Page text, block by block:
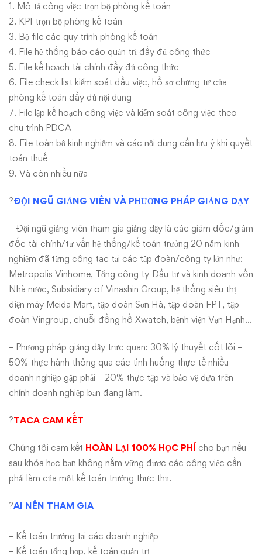
1. Mô tả công việc trọn bộ phòng kế toán
2. KPI trọn bộ phòng kế toán
3. Bộ file các quy trình phòng kế toán
4. File hệ thống báo cáo quản trị đầy đủ công thức
5. File kế hoạch tài chính đầy đủ công thức
6. File check list kiểm soát đầu việc, hồ sơ chứng từ của
phòng kế toán đầy đủ nội dung
7. File lập kế hoạch công việc và kiểm soát công việc theo
chu trình PDCA
8. File toàn bộ kinh nghiệm và các nội dung cần lưu ý khi quyết
toán thuế
9. Và còn nhiều nữa
?ĐỘI NGŨ GIẢNG VIÊN VÀ PHƯƠNG PHÁP GIẢNG DẠY
– Đội ngũ giảng viên tham gia giảng dậy là các giám đốc/giám
đốc tài chính/tư vấn hệ thống/kế toán trưởng 20 năm kinh
nghiệm đã từng công tac tại các tập đoàn/công ty lớn như:
Metropolis Vinhome, Tổng công ty Đầu tư và kinh doanh vốn
Nhà nước, Subsidiary of Vinashin Group, hệ thống siêu thị
điện máy Meida Mart, tập đoàn Sơn Hà, tập đoàn FPT, tập
đoàn Vingroup, chuỗi đồng hồ Xwatch, bệnh viện Vạn Hạnh…
– Phương pháp giảng dậy trực quan: 30% lý thuyết cốt lõi –
50% thực hành thông qua các tình huống thực tế nhiều
doanh nghiệp gặp phải – 20% thực tập và bảo vệ dựa trên
chính doanh nghiệp bạn đang làm.
?TACA CAM KẾT
Chúng tôi cam kết HOÀN LẠI 100% HỌC PHÍ cho bạn nếu
sau khóa học bạn không nắm vững được các công việc cần
phải làm của một kế toán trưởng thực thụ.
?AI NÊN THAM GIA
– Kế toán trưởng tại các doanh nghiệp
– Kế toán tổng hợp, kế toán quản trị